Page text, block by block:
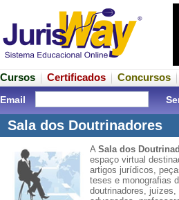
Cursos Certificados Concursos
Email
Sala dos Doutrinadores
A Sala dos
espaço virtual
artigos jurídicos,
teses e monografias
doutrinadores, juízes,